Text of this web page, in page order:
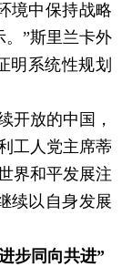
境中保持战略
”斯里兰卡外
明系统性规划
开放的中国，
工人党主席蒂
界和平发展注
续以自身发展
步同向共进”